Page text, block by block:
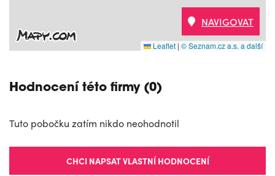
Leaflet | © Seznam.cz a.s. a další
NAVIGOVAT
Hodnocení této firmy (0)
Tuto pobočku zatím nikdo neohodnotil
CHCI NAPSAT VLASTNÍ HODNOCENÍ